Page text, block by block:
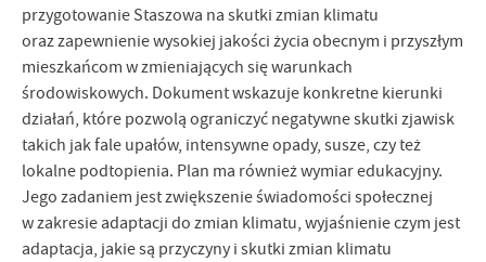
przygotowanie Staszowa na skutki zmian klimatu
oraz zapewnienie wysokiej jakości życia obecnym i przyszłym
mieszkańcom w zmieniających się warunkach
środowiskowych. Dokument wskazuje konkretne kierunki
działań, które pozwolą ograniczyć negatywne skutki zjawisk
takich jak fale upałów, intensywne opady, susze, czy też
lokalne podtopienia. Plan ma również wymiar edukacyjny.
Jego zadaniem jest zwiększenie świadomości społecznej
w zakresie adaptacji do zmian klimatu, wyjaśnienie czym jest
adaptacja, jakie są przyczyny i skutki zmian klimatu